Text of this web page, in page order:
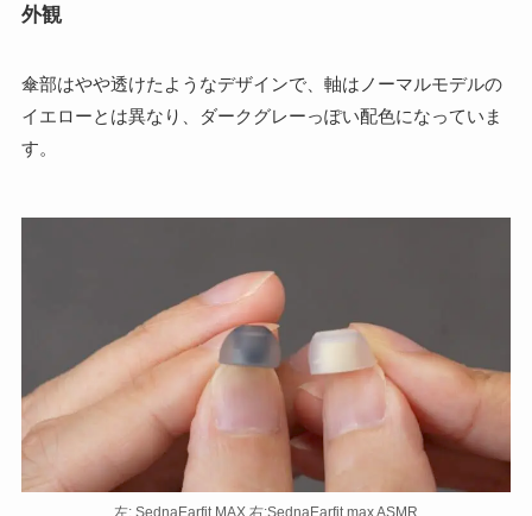
外観
傘部はやや透けたようなデザインで、軸はノーマルモデルの
イエローとは異なり、ダークグレーっぽい配色になっていま
す。